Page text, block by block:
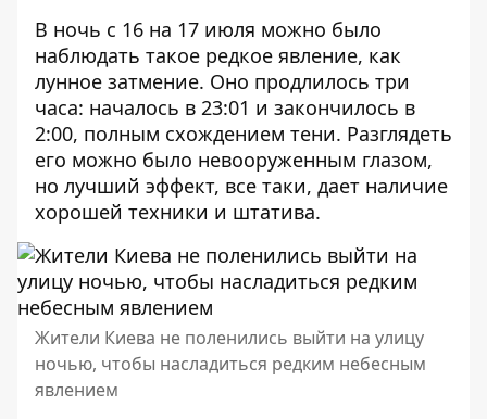
В ночь с 16 на 17 июля можно было
наблюдать такое редкое явление, как
лунное затмение. Оно продлилось три
часа: началось в 23:01 и закончилось в
2:00, полным схождением тени. Разглядеть
его можно было невооруженным глазом,
но лучший эффект, все таки, дает наличие
хорошей техники и штатива.
Жители Киева не поленились выйти на улицу
ночью, чтобы насладиться редким небесным
явлением